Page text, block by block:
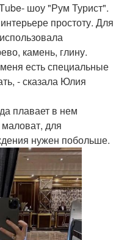
шоу "Рум Турист".
простоту. Для
камень, глину.
есть специальные
- сказала Юлия
плавает в нем
для
нужен побольше.